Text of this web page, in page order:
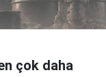
çok daha